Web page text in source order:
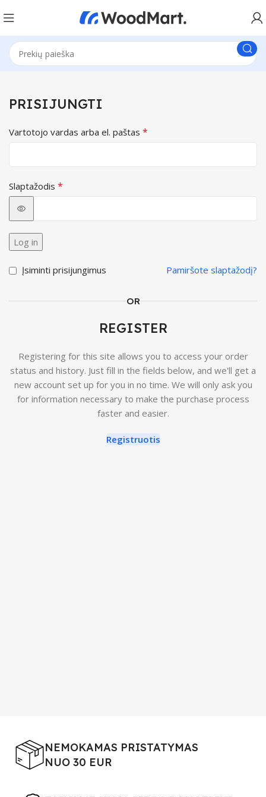
PRISIJUNGTI
Vartotojo vardas arba el. paštas *
Slaptažodis *
Log in
Pamiršote slaptažodį?
Įsiminti prisijungimus
OR
REGISTER
Registering for this site allows you to access your order
status and history. Just fill in the fields below, and we'll get a
new account set up for you in no time. We will only ask you
for information necessary to make the purchase process
faster and easier.
Registruotis
NEMOKAMAS PRISTATYMAS
NUO 30 EUR